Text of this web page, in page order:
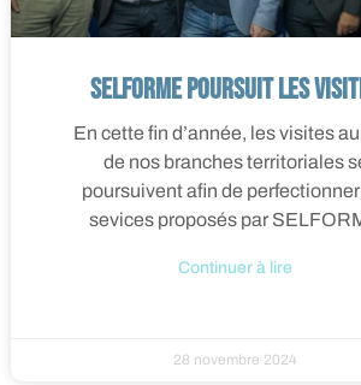
SELFORME poursuit les
En cette fin d’année, les visites
de nos branches territoriales
poursuivent afin de
sevices proposés par
Continuer à lire
28 novembre 2024